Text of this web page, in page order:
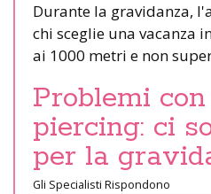
Durante la gravidanza,
chi sceglie una vacanza
ai 1000 metri e non
Problemi
piercing: ci
per la
Gli Specialisti Rispondono